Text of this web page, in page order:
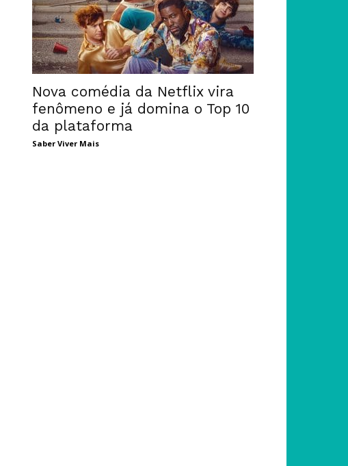
Nova comédia da Netflix vira
fenômeno e já domina o Top 10
da plataforma
Saber Viver Mais